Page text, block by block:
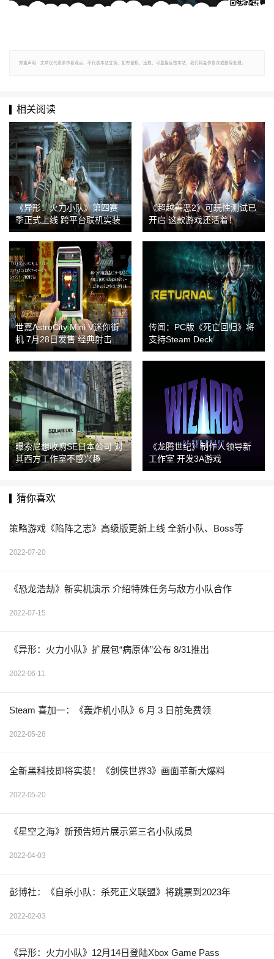
郑重声明：文章仅代表原作者观点，不代表本站立场；如有侵权、违规，可直接反馈本站，我们将会作修改或删除处理。
相关阅读
《异形：火力小队》第四赛
季正式上线 跨平台联机实装
《超越善恶2》可玩性测试已
开启 这款游戏还活着！
世嘉AstroCity Mini V迷你街
机 7月28日发售 经典射击游
戏集结
传闻：PC版《死亡回归》将
支持Steam Deck
曝索尼想收购SE日本公司 对
其西方工作室不感兴趣
《龙腾世纪》制作人领导新
工作室 开发3A游戏
猜你喜欢
策略游戏《陷阵之志》高级版更新上线 全新小队、Boss等
2022-07-20
《恐龙浩劫》新实机演示 介绍特殊任务与敌方小队合作
2022-07-15
《异形：火力小队》扩展包“病原体”公布 8/31推出
2022-06-11
Steam 喜加一：《轰炸机小队》6 月 3 日前免费领
2022-05-28
全新黑科技即将实装！《剑侠世界3》画面革新大爆料
2022-05-20
《星空之海》新预告短片展示第三名小队成员
2022-04-03
彭博社：《自杀小队：杀死正义联盟》将跳票到2023年
2022-02-03
《异形：火力小队》12月14日登陆Xbox Game Pass